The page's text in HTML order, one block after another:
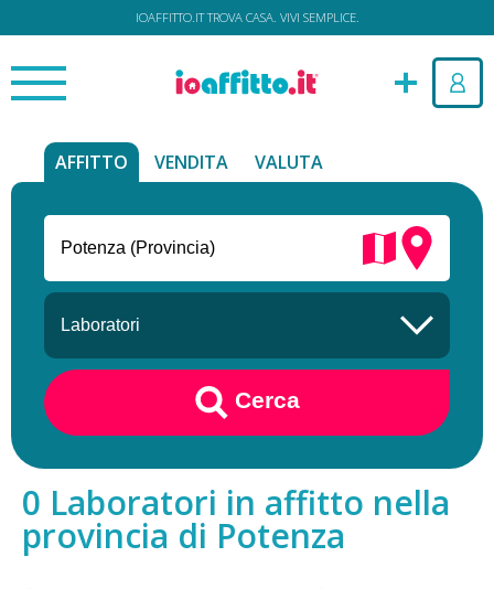
IOAFFITTO.IT TROVA CASA. VIVI SEMPLICE.
AFFITTO VENDITA VALUTA
Cerca
Laboratori in affitto nella
provincia di Potenza